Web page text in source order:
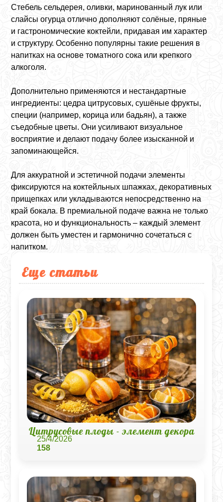
Стебель сельдерея, оливки, маринованный лук или
слайсы огурца отлично дополняют солёные, пряные
и гастрономические коктейли, придавая им характер
и структуру. Особенно популярны такие решения в
напитках на основе томатного сока или крепкого
алкоголя.
Дополнительно применяются и нестандартные
ингредиенты: цедра цитрусовых, сушёные фрукты,
специи (например, корица или бадьян), а также
съедобные цветы. Они усиливают визуальное
восприятие и делают подачу более изысканной и
запоминающейся.
Для аккуратной и эстетичной подачи элементы
фиксируются на коктейльных шпажках, декоративных
прищепках или укладываются непосредственно на
край бокала. В премиальной подаче важна не только
красота, но и функциональность – каждый элемент
должен быть уместен и гармонично сочетаться с
напитком.
Еще статьи
Цитрусовые плоды - элемент декора
25/4/2026
158